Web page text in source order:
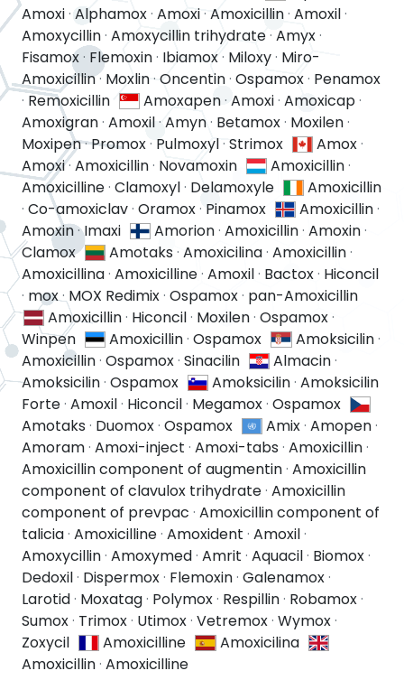
Amoxi· Alphamox· Amoxi· Amoxicillin· Amoxil·
Amoxycillin· Amoxycillin trihydrate· Amyx·
Fisamox · Flemoxin· Ibiamox· Miloxy· Miro-
Amoxicillin· Moxlin· Oncentin· Ospamox· Penamox
· Remoxicillin Amoxapen·Amoxi·Amoxicap·
Amoxigran· Amoxil· Amyn· Betamox· Moxilen·
Moxipen·Promox· Pulmoxyl· Strimox Amox·
Amoxi· Amoxicillin· Novamoxin Amoxicillin·
Amoxicilline· Clamoxyl· Delamoxyle
Amoxicillin
· Co-amoxiclav· Oramox· Pinamox Amoxicillin·
Amoxin·Imaxi Amorion·Amoxicillin·Amoxin·
Clamox
Amotaks ·Amoxicilina·Amoxicillin·
Amoxicillina· Amoxicilline· Amoxil· Bactox· Hiconcil
· mox· MOX Redimix· Ospamox· pan-Amoxicillin
Amoxicillin· Hiconcil· Moxilen·Ospamox·
Winpen
Amoxicillin·Ospamox Amoksicilin·
Amoxicillin· Ospamox· Sinacilin Almacin·
Amoksicilin· Ospamox Amoksicilin·Amoksicilin
Forte· Amoxil· Hiconcil· Megamox· Ospamox
Amotaks · Duomox· Ospamox Amix·Amopen·
Amoram· Amoxi-inject · Amoxi-tabs · Amoxicillin·
Amoxicillin component of augmentin· Amoxicillin
component of clavulox trihydrate· Amoxicillin
component of prevpac · Amoxicillin component of
talicia· Amoxicilline· Amoxident · Amoxil·
Amoxycillin· Amoxymed· Amrit · Aquacil· Biomox·
Dedoxil· Dispermox· Flemoxin· Galenamox·
Larotid· Moxatag· Polymox· Respillin· Robamox·
Sumox· Trimox· Utimox· Vetremox· Wymox·
Zoxycil
Amoxicilline
Amoxicilina
Amoxicillin· Amoxicilline